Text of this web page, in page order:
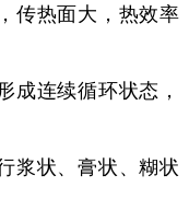
传热面大，热效率
成连续循环状态，
浆状、膏状、糊状